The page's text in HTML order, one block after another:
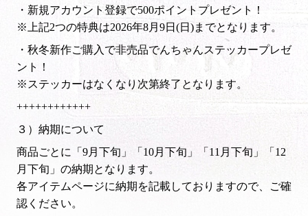
・新規アカウント登録で500ポイントプレゼント！
※上記2つの特典は2026年8月9日(日)までとなります。
・秋冬新作ご購入で非売品でんちゃんステッカープレゼ
ント！
※ステッカーはなくなり次第終了となります。
++++++++++++
３）納期について
商品ごとに「9月下旬」「10月下旬」「11月下旬」「12
月下旬」の納期となります。
各アイテムページに納期を記載しておりますので、ご確
認ください。